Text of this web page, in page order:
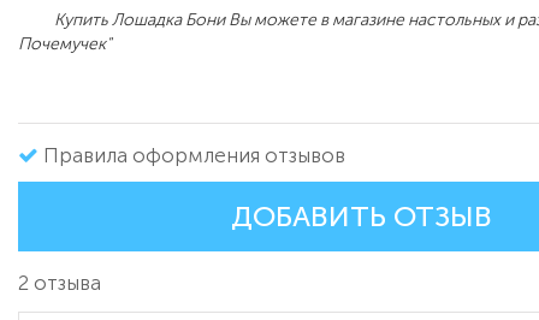
Купить Лошадка Бони Вы можете в магазине настольных и
Почемучек"
Правила оформления отзывов
ДОБАВИТЬ ОТЗЫВ
2 отзыва